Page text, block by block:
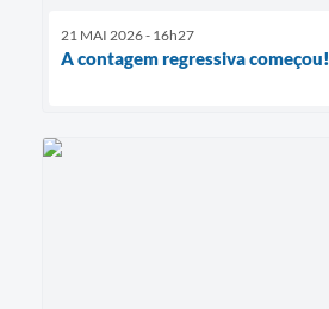
21 MAI 2026 - 16h27
A contagem regressiva começou!